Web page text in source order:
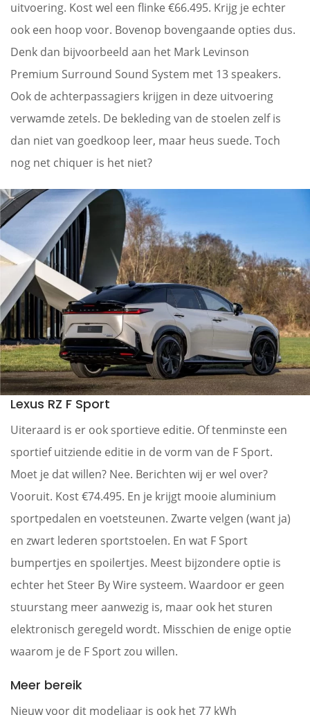
uitvoering. Kost wel een flinke €66.495. Krijg je echter
ook een hoop voor. Bovenop bovengaande opties dus.
Denk dan bijvoorbeeld aan het Mark Levinson
Premium Surround Sound System met 13 speakers.
Ook de achterpassagiers krijgen in deze uitvoering
verwamde zetels. De bekleding van de stoelen zelf is
dan niet van goedkoop leer, maar heus suede. Toch
nog net chiquer is het niet?
Lexus RZ F Sport
Uiteraard is er ook sportieve editie. Of tenminste een
sportief uitziende editie in de vorm van de F Sport.
Moet je dat willen? Nee. Berichten wij er wel over?
Vooruit. Kost €74.495. En je krijgt mooie aluminium
sportpedalen en voetsteunen. Zwarte velgen (want ja)
en zwart lederen sportstoelen. En wat F Sport
bumpertjes en spoilertjes. Meest bijzondere optie is
echter het Steer By Wire systeem. Waardoor er geen
stuurstang meer aanwezig is, maar ook het sturen
elektronisch geregeld wordt. Misschien de enige optie
waarom je de F Sport zou willen.
Meer bereik
Nieuw voor dit modeljaar is ook het 77 kWh